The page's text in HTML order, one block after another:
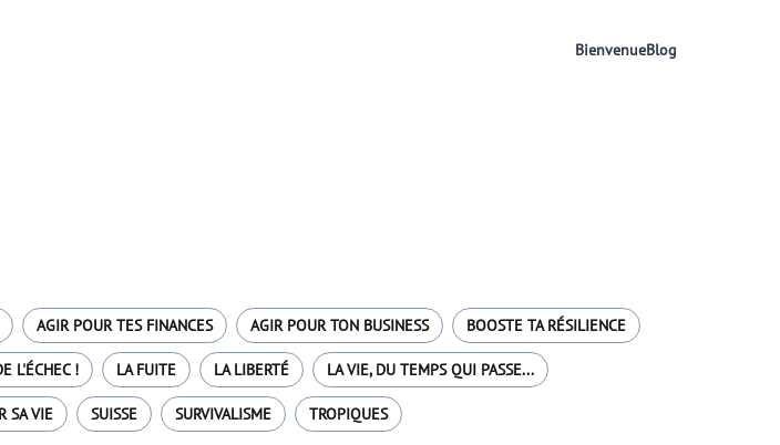
BienvenueBlog
AGIR POUR TES FINANCES AGIR POUR TON BUSINESS BOOSTE TA RÉSILIENCE
L'ÉCHEC ! LA FUITE LA LIBERTÉ LA VIE, DU TEMPS QUI PASSE...
SA VIE SUISSE SURVIVALISME TROPIQUES